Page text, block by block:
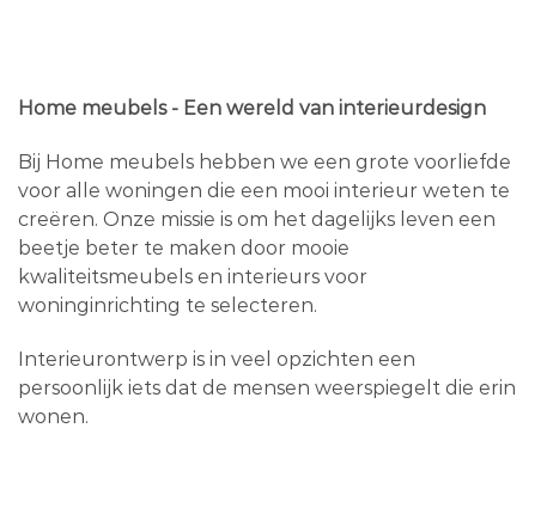
Home meubels - Een wereld van interieurdesign
Bij Home meubels hebben we een grote voorliefde
voor alle woningen die een mooi interieur weten te
creëren. Onze missie is om het dagelijks leven een
beetje beter te maken door mooie
kwaliteitsmeubels en interieurs voor
woninginrichting te selecteren.
Interieurontwerp is in veel opzichten een
persoonlijk iets dat de mensen weerspiegelt die erin
wonen.